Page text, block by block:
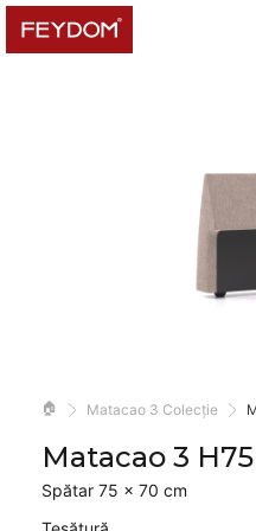
🏠 Matacao 3 Colecție
Matacao 3 H75
Spătar 75 × 70 cm